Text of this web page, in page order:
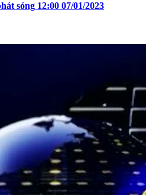
sóng 12:00 07/01/2023